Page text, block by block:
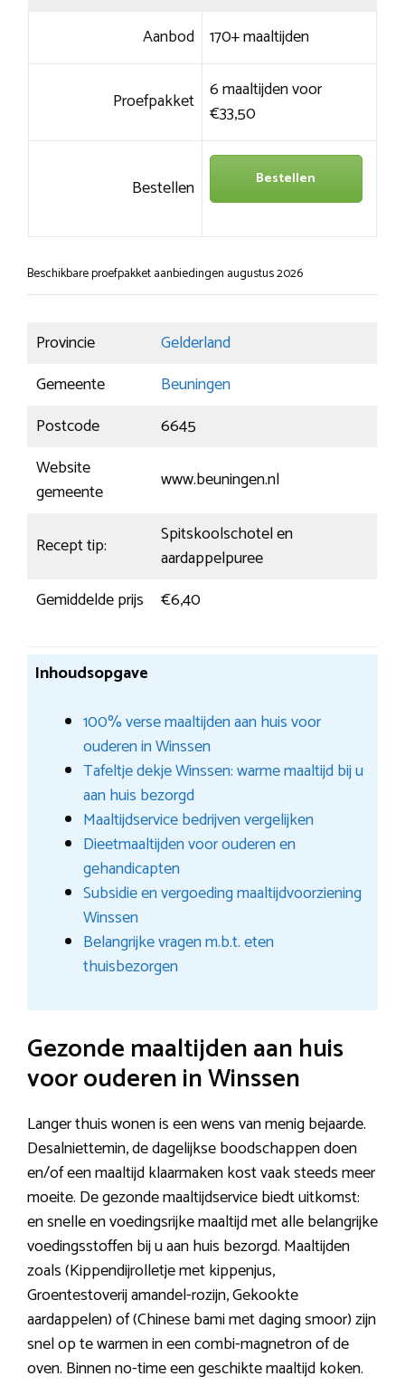
Aanbod 170+ maaltijden
Proefpakket 6 maaltijden voor
€33,50
Bestellen Bestellen
Beschikbare proefpakket aanbiedingen augustus 2026
Provincie
Gelderland
Gemeente
Beuningen
Postcode
6645
Website
gemeente
www.beuningen.nl
Recept tip:
Spitskoolschotel en
aardappelpuree
Gemiddelde prijs
€6,40
Inhoudsopgave
100% verse maaltijden aan huis voor
ouderen in Winssen
Tafeltje dekje Winssen: warme maaltijd bij u
aan huis bezorgd
Maaltijdservice bedrijven vergelijken
Dieetmaaltijden voor ouderen en
gehandicapten
Subsidie en vergoeding maaltijdvoorziening
Winssen
Belangrijke vragen m.b.t. eten
thuisbezorgen
Gezonde maaltijden aan huis
voor ouderen in Winssen
Langer thuis wonen is een wens van menig bejaarde.
Desalniettemin, de dagelijkse boodschappen doen
en/of een maaltijd klaarmaken kost vaak steeds meer
moeite. De gezonde maaltijdservice biedt uitkomst:
en snelle en voedingsrijke maaltijd met alle belangrijke
voedingsstoffen bij u aan huis bezorgd. Maaltijden
zoals (Kippendijrolletje met kippenjus,
Groentestoverij amandel-rozijn, Gekookte
aardappelen) of (Chinese bami met daging smoor) zijn
snel op te warmen in een combi-magnetron of de
oven. Binnen no-time een geschikte maaltijd koken.